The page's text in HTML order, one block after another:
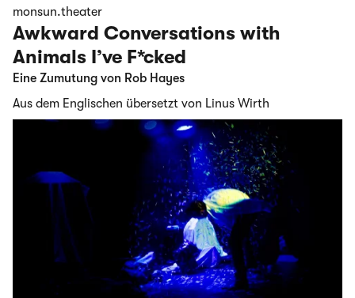
monsun.theater
Awkward Conversations with
Animals I’ve F*cked
Eine Zumutung von Rob Hayes
Aus dem Englischen übersetzt von Linus Wirth